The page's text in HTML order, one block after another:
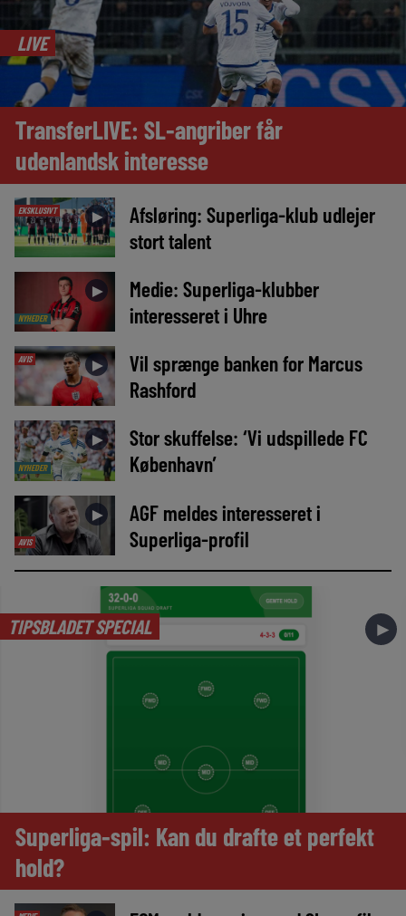
LIVE
TransferLIVE: SL-angriber får
udenlandsk interesse
EKSKLUSIVT ►
Afsløring: Superliga-klub udlejer
stort talent
NYHEDER
►
Medie: Superliga-klubber
interesseret i Uhre
AVIS ►
Vil sprænge banken for Marcus
Rashford
NYHEDER
►
Stor skuffelse: ‘Vi udspillede FC
København’
AVIS
►
AGF meldes interesseret i
Superliga-profil
TIPSBLADET SPECIAL ►
Superliga-spil: Kan du drafte et perfekt
hold?